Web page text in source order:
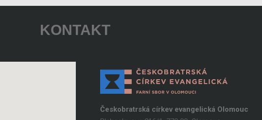
KONTAKT
Českobratrská církev evangelická Olomouc